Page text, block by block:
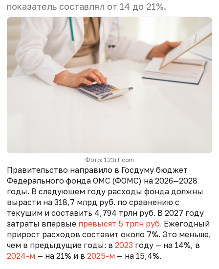
показатель составлял от 14 до 21%.
Фото: 123rf.com
Правительство направило в Госдуму бюджет
Федерального фонда ОМС (ФОМС) на 2026—2028
годы. В следующем году расходы фонда должны
вырасти на 318,7 млрд руб. по сравнению с
текущим и составить 4,794 трлн руб. В 2027 году
затраты впервые превысят 5 трлн руб. Ежегодный
прирост расходов составит около 7%. Это меньше,
чем в предыдущие годы: в 2023 году — на 14%, в
2024-м — на 21% и в 2025-м — на 15,4%.